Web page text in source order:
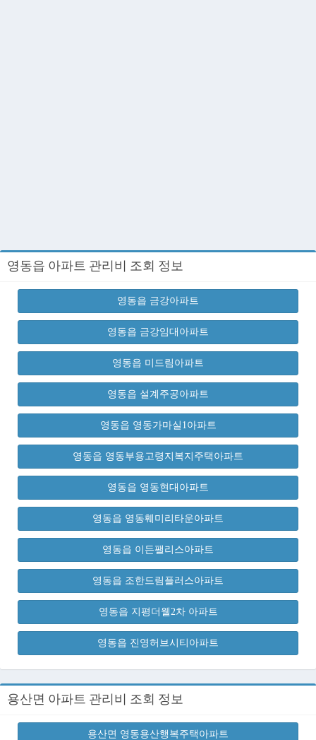
영동읍 아파트 관리비 조회 정보
영동읍 금강아파트
영동읍 금강임대아파트
영동읍 미드림아파트
영동읍 설계주공아파트
영동읍 영동가마실1아파트
영동읍 영동부용고령지복지주택아파트
영동읍 영동현대아파트
영동읍 영동훼미리타운아파트
영동읍 이든팰리스아파트
영동읍 조한드림플러스아파트
영동읍 지평더웰2차 아파트
영동읍 진영허브시티아파트
용산면 아파트 관리비 조회 정보
용산면 영동용산행복주택아파트